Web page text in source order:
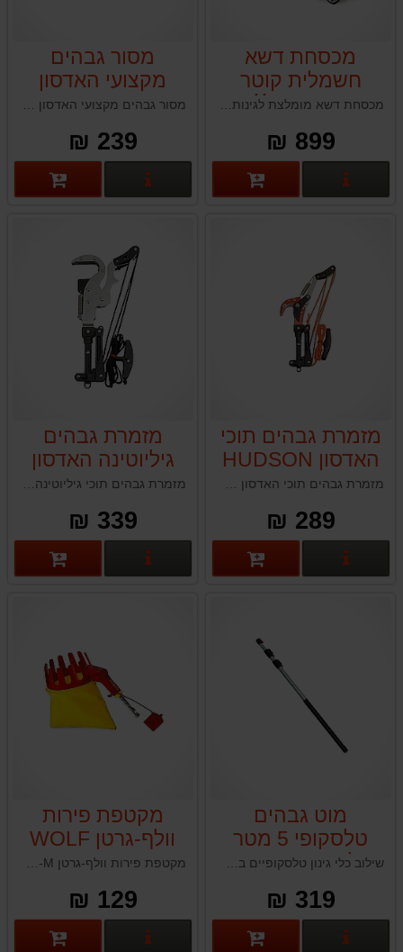
מכסחת דשא
חשמלית קוטר
כיסוח 38 ס׳׳מ
גרלנד GARLAND
C3805 1600W
899 ₪
פרטים נוספים
מסור גבהים
מקצועי האדסון
HUDSON עבור
מערכת מוט
טלסקופי האדסון
239 ₪
פרטים נוספים
מזמרת גבהים תוכי
האדסון HUDSON
עבור מערכת מוט
טלסקופי האדסון
289 ₪
פרטים נוספים
מזמרת גבהים
גיליוטינה האדסון
HUDSON עבור
מערכת מוט
טלסקופי האדסון
339 ₪
פרטים נוספים
מוט גבהים
טלסקופי 5 מטר
גרלנד GARLAND
319 ₪
פרטים נוספים
מקטפת פירות
וולף-גרטן WOLF
GARTEN RG-M
129 ₪
פרטים נוספים